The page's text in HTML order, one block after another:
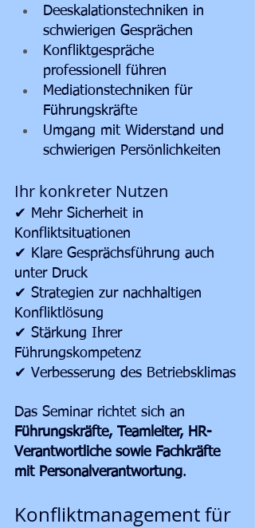
Deeskalationstechniken in
schwierigen Gesprächen
Konfliktgespräche
professionell führen
Mediationstechniken für
Führungskräfte
Umgang mit Widerstand und
schwierigen Persönlichkeiten
Ihr konkreter Nutzen
✔ Mehr Sicherheit in
Konfliktsituationen
✔ Klare Gesprächsführung auch
unter Druck
✔ Strategien zur nachhaltigen
Konfliktlösung
✔ Stärkung Ihrer
Führungskompetenz
✔ Verbesserung des Betriebsklimas
Das Seminar richtet sich an
Führungskräfte, Teamleiter, HR-
Verantwortliche sowie Fachkräfte
mit Personalverantwortung.
Konfliktmanagement für